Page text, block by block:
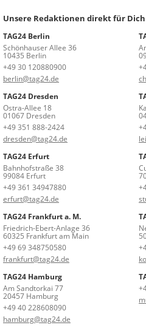
Unsere Redaktionen direkt für
TAG24 Berlin
Schönhauser Allee 36
10435 Berlin
+49 30 120880900
berlin@tag24.de
TAG24 Dresden
Ostra-Allee 18
01067 Dresden
+49 351 888-2424
dresden@tag24.de
TAG24 Erfurt
Bahnhofstraße 38
99084 Erfurt
+49 361 34947880
erfurt@tag24.de
TAG24 Frankfurt a. M.
Friedrich-Ebert-Anlage 36
60325 Frankfurt am Main
+49 69 348750580
frankfurt@tag24.de
TAG24 Hamburg
Am Sandtorkai 77
20457 Hamburg
+49 40 228608090
hamburg@tag24.de